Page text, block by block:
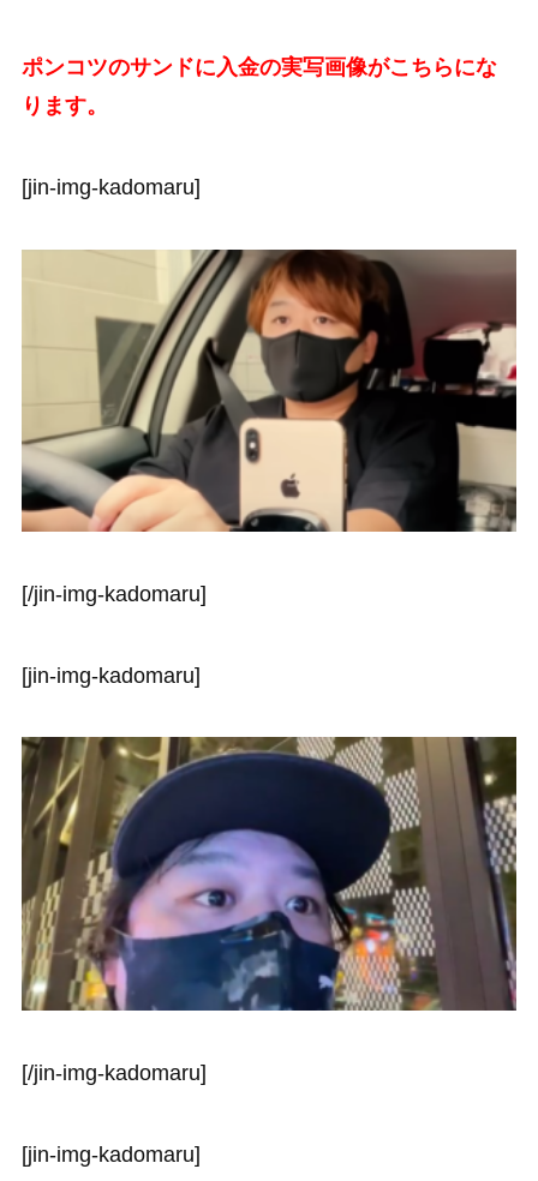
ポンコツのサンドに入金の実写画像がこちらにな
ります。
[jin-img-kadomaru]
[/jin-img-kadomaru]
[jin-img-kadomaru]
[/jin-img-kadomaru]
[jin-img-kadomaru]